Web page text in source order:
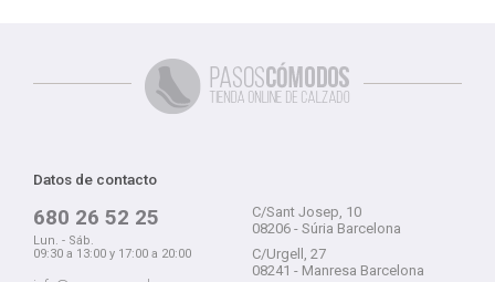
Datos de contacto
680 26 52 25
Lun. - Sáb.
09:30 a 13:00 y 17:00 a 20:00
C/Sant Josep, 10
08206 - Súria Barcelona
C/Urgell, 27
08241 - Manresa Barcelona